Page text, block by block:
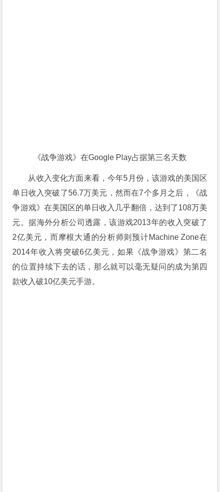
《战争游戏》在Google Play占据第三名天数
从收入变化方面来看，今年5月份，该游戏的美国区
单日收入突破了56.7万美元，然而在7个多月之后，《战
争游戏》在美国区的单日收入几乎翻倍，达到了108万美
元。据海外分析公司透露，该游戏2013年的收入突破了
2亿美元，而摩根大通的分析师则预计Machine Zone在
2014年收入将突破6亿美元，如果《战争游戏》第二名
的位置持续下去的话，那么就可以毫无疑问的成为第四
款收入破10亿美元手游。